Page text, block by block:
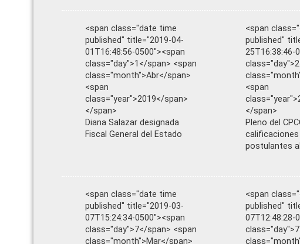
<span class="date time
published" title="2019-04-
01T16:48:56-0500"><span
class="day">1</span> <span
class="month">Abr</span>
<span
class="year">2019</span>
</span>
Diana Salazar designada
Fiscal General del Estado
<span
published"
25T16:38:46-
<span
</span>
Pleno del
postulantes
<span class="date time
published" title="2019-03-
07T15:24:34-0500"><span
class="day">7</span> <span
class="month">Mar</span>
<span
published"
07T12:48:28-